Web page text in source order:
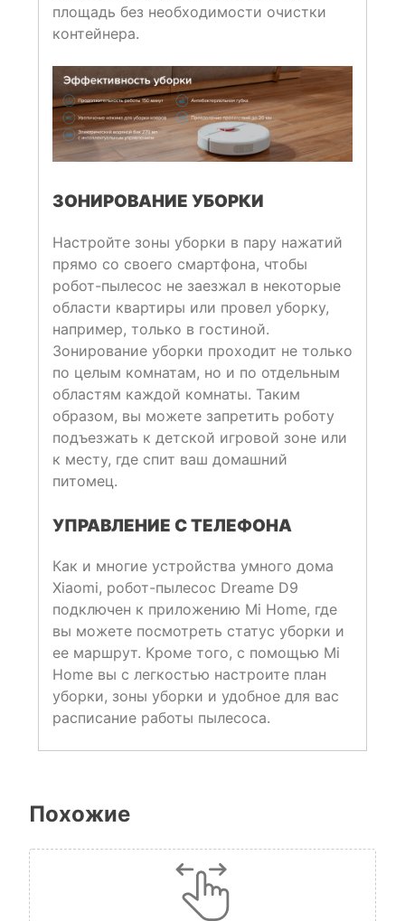
площадь без необходимости очистки
контейнера.
ЗОНИРОВАНИЕ УБОРКИ
Настройте зоны уборки в пару нажатий
прямо со своего смартфона, чтобы
робот-пылесос не заезжал в некоторые
области квартиры или провел уборку,
например, только в гостиной.
Зонирование уборки проходит не только
по целым комнатам, но и по отдельным
областям каждой комнаты. Таким
образом, вы можете запретить роботу
подъезжать к детской игровой зоне или
к месту, где спит ваш домашний
питомец.
УПРАВЛЕНИЕ С ТЕЛЕФОНА
Как и многие устройства умного дома
Xiaomi, робот-пылесос Dreame D9
подключен к приложению Mi Home, где
вы можете посмотреть статус уборки и
ее маршрут. Кроме того, с помощью Mi
Home вы с легкостью настроите план
уборки, зоны уборки и удобное для вас
расписание работы пылесоса.
Похожие